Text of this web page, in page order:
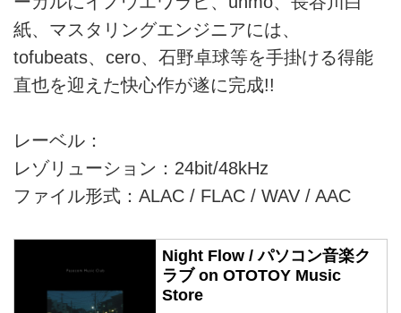
紙、マスタリングエンジニアには、
tofubeats、cero、石野卓球等を手掛ける得能
直也を迎えた快心作が遂に完成!!
レーベル：
レゾリューション：24bit/48kHz
ファイル形式：ALAC / FLAC / WAV / AAC
Night Flow / パソコン音楽ク
ラブ on OTOTOY Music
Store